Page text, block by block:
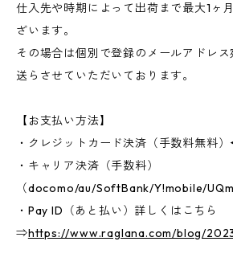
仕入先や時期によって出荷まで最大1ヶ
ざいます。
その場合は個別で登録のメールアドレ
送らさせていただいております。
【お支払い方法】
・クレジットカード決済（手数料無料
・キャリア決済（手数料）
（docomo/au/SoftBank/Y!mobile/
・Pay ID（あと払い）詳しくはこちら
⇒https://www.raglana.com/blog/